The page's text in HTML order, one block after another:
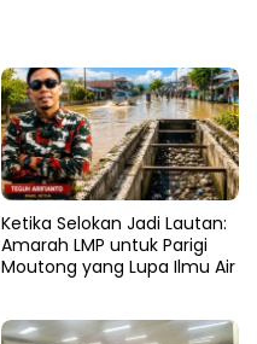
Ketika Selokan Jadi Lautan:
Amarah LMP untuk Parigi
Moutong yang Lupa Ilmu Air